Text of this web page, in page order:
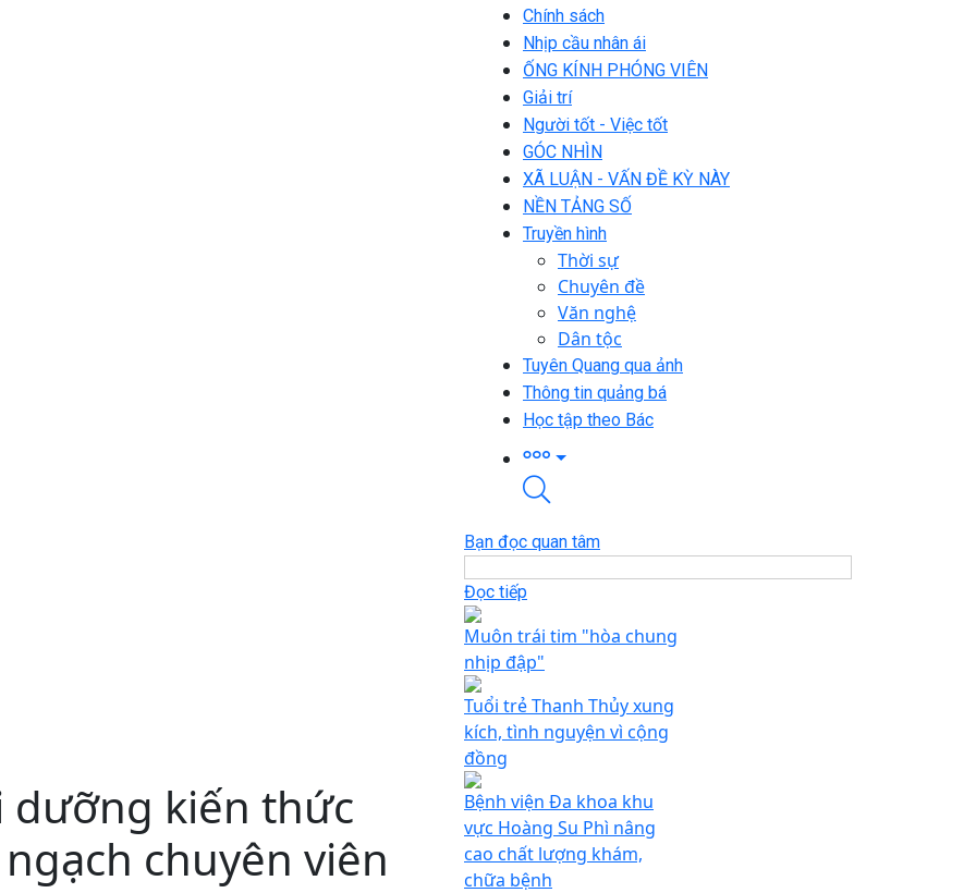
Chính sách
Nhịp cầu nhân ái
ỐNG KÍNH PHÓNG VIÊN
Giải trí
Người tốt - Việc tốt
GÓC NHÌN
XÃ LUẬN - VẤN ĐỀ KỲ NÀY
NỀN TẢNG SỐ
Truyền hình
Thời sự
Chuyên đề
Văn nghệ
Dân tộc
Tuyên Quang qua ảnh
Thông tin quảng bá
Học tập theo Bác
dưỡng kiến thức
chuyên viên
Bạn đọc quan tâm
Đọc tiếp
Muôn trái tim "hòa chung
nhịp đập"
Tuổi trẻ Thanh Thủy xung
kích, tình nguyện vì cộng
đồng
Bệnh viện Đa khoa khu
vực Hoàng Su Phì nâng
cao chất lượng khám,
chữa bệnh